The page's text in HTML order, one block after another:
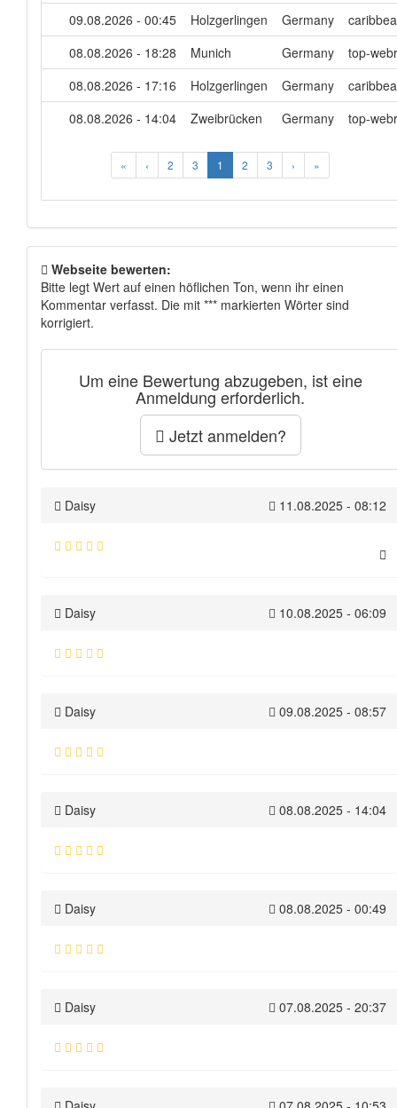
09.08.2026 - 00:45
Holzgerlingen Germany
08.08.2026 - 18:28
Munich Germany
top-
08.08.2026 - 17:16
Holzgerlingen Germany
08.08.2026 - 14:04
Zweibrücken Germany top-
« ‹ 2 3 1 2 3 › »
Webseite bewerten:
Bitte legt Wert auf einen höflichen Ton, wenn ihr einen
Kommentar verfasst. Die mit *** markierten Wörter sind
korrigiert.
Um eine Bewertung abzugeben, ist eine
Anmeldung erforderlich.
Jetzt anmelden?
Daisy 11.08.2025 - 08:12
Daisy 10.08.2025 - 06:09
Daisy 09.08.2025 - 08:57
Daisy 08.08.2025 - 14:04
Daisy 08.08.2025 - 00:49
Daisy 07.08.2025 - 20:37